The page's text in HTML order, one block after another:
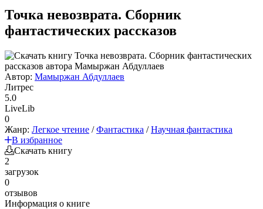
Точка невозврата. Сборник
фантастических рассказов
Автор: Мамыржан Абдуллаев
Литрес
5.0
LiveLib
0
Жанр: Легкое чтение /Фантастика /Научная фантастика
В избранное
Скачать книгу
2
загрузок
0
отзывов
Информация о книге